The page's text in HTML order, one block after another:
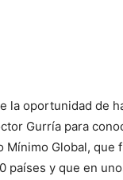
la oportunidad de
Gurría para
Mínimo Global, que
países y que en